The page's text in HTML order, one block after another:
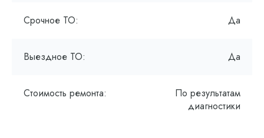
Срочное ТО: Да
Выездное ТО: Да
Стоимость ремонта:
По результатам
диагностики